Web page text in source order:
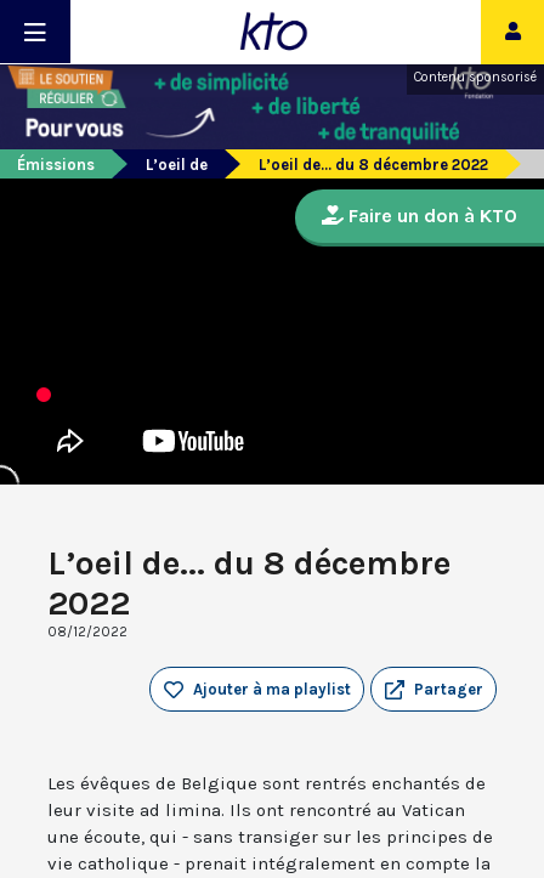
Contenu sponsorisé
Émissions L’oeil de L’oeil de... du 8 décembre 2022
L’oeil de... du 8 décembre
2022
08/12/2022
Partager
Ajouter à ma playlist
Les évêques de Belgique sont rentrés enchantés de
leur visite ad limina. Ils ont rencontré au Vatican
une écoute, qui - sans transiger sur les principes de
vie catholique - prenait intégralement en compte la
Faire un don à KTO